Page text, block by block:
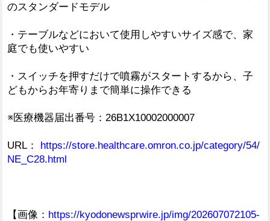
のスタンダードモデル
・テーブルなどにおいて使用しやすいサイズ感で、家
庭でも使いやすい
・スイッチを押すだけで噴霧がスタートするから、子
どもからお年寄りまで簡単に操作できる
※医療機器届出番号：26B1X10002000007
URL： https://store.healthcare.omron.co.jp/category/54/
NE_C28.html
【画像： https://kyodonewsprwire.jp/img/202607072105-